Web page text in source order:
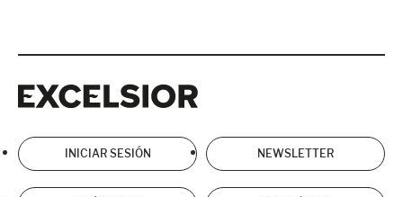
INICIAR SESIÓN NEWSLETTER